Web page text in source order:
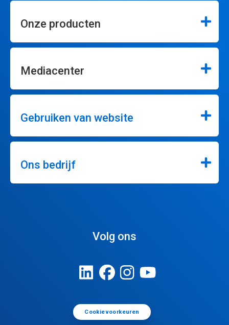
Onze producten
Mediacenter
Gebruiken van website
Ons bedrijf
Volg ons
Cookievoorkeuren